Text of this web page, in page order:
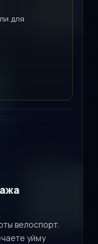
для
велоспорт.
уйму